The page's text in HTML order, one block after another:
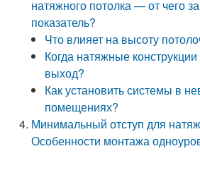
натяжного потолка — от чего
показатель?
Что влияет на высоту
Когда натяжные
выход?
Как установить системы в
помещениях?
Минимальный отступ для
Особенности монтажа